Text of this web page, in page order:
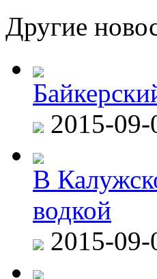
Другие
2015-
В
водкой
2015-